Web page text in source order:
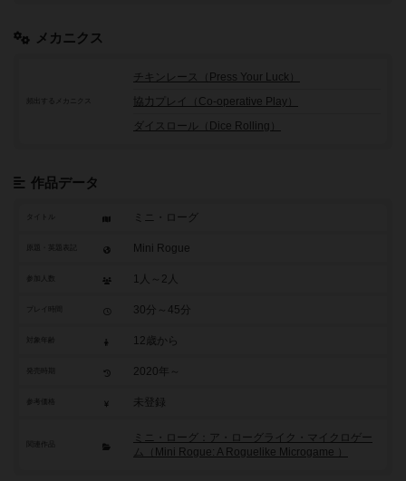
メカニクス
頻出するメカニクス
チキンレース（Press Your Luck）
協力プレイ（Co-operative Play）
ダイスロール（Dice Rolling）
作品データ
タイトル ミニ・ローグ
Mini Rogue
参加人数 1人～2人
30分～45分
12歳から
2020年～
参考価格 未登録
関連作品
ミニ・ローグ：ア・ローグライク・マイクロゲー
ム（Mini Rogue: A Roguelike Microgame ）